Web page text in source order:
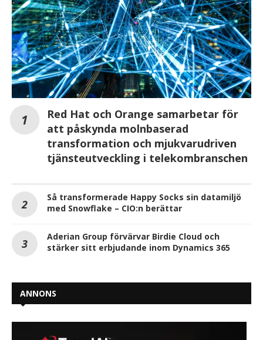
Red Hat och Orange samarbetar för
att påskynda molnbaserad
transformation och mjukvarudriven
tjänsteutveckling i telekombranschen
Så transformerade Happy Socks sin datamiljö
med Snowflake – CIO:n berättar
Aderian Group förvärvar Birdie Cloud och
stärker sitt erbjudande inom Dynamics 365
ANNONS